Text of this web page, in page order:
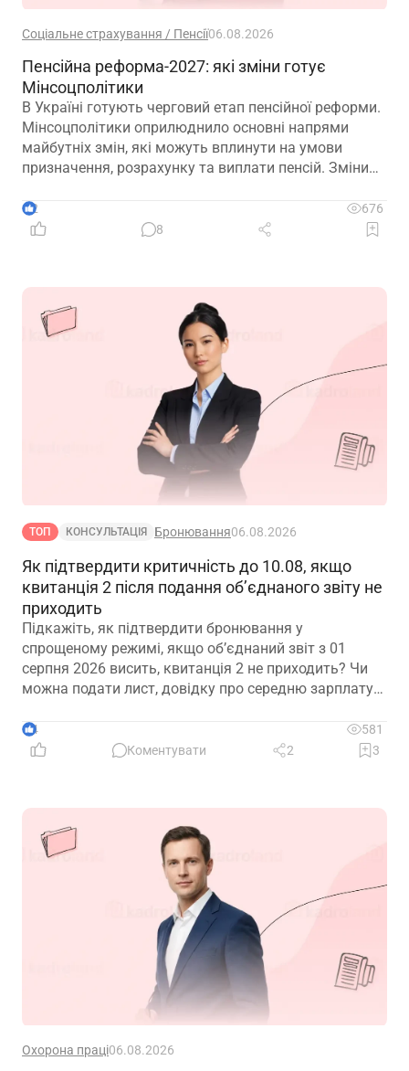
Соціальне страхування / Пенсії06.08.2026
Пенсійна реформа-2027: які зміни готує
Мінсоцполітики
В Україні готують черговий етап пенсійної реформи.
Мінсоцполітики оприлюднило основні напрями
майбутніх змін, які можуть вплинути на умови
призначення, розрахунку та виплати пенсій. Зміни
2
676
8
ТОП КОНСУЛЬТАЦІЯ Бронювання06.08.2026
Як підтвердити критичність до 10.08, якщо
квитанція 2 після подання об’єднаного звіту не
приходить
Підкажіть, як підтвердити бронювання у
спрощеному режимі, якщо обʼєднаний звіт з 01
серпня 2026 висить, квитанція 2 не приходить? Чи
можна подати лист, довідку про середню зарплату
4
581
Коментувати
2 3
Охорона праці06.08.2026